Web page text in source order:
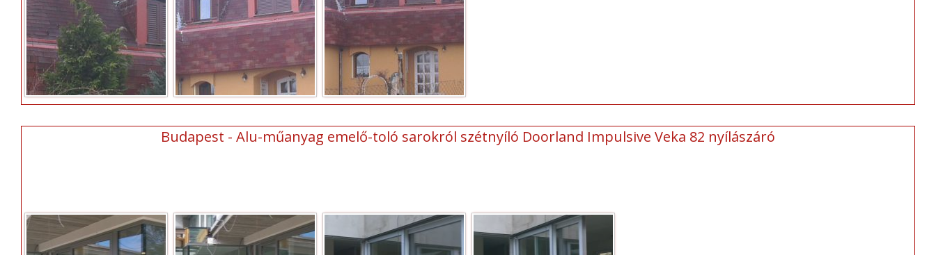
Budapest - Alu-műanyag emelő-toló sarokról szétnyíló Doorland Impulsive Veka 82 nyílászáró